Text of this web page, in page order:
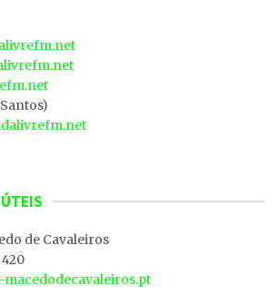
de Cavaleiros
macedodecavaleiros.pt